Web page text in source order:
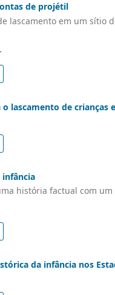
de projétil
lascamento em um sítio
lascamento de
infância
história factual com um
da infância nos